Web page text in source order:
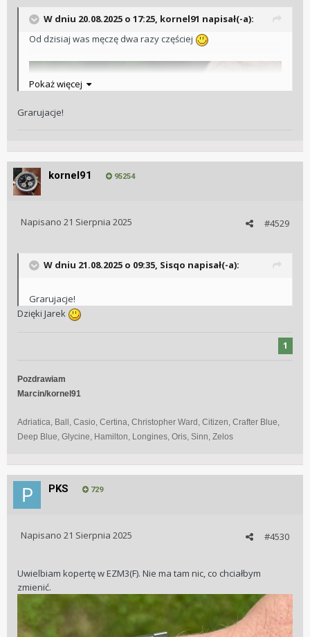
W dniu 20.08.2025 o 17:25, kornel91 napisał(-a):
Od dzisiaj was męczę dwa razy częściej
Pokaż więcej
Grarujacje!
kornel91 95254
#4529
Napisano 21 Sierpnia 2025
W dniu 21.08.2025 o 09:35, Sisqo napisał(-a):
Grarujacje!
Dzięki Jarek
1
Pozdrawiam
Marcin/kornel91
Adriatica, Ball, Casio, Certina, Christopher Ward, Citizen, Crafter Blue,
Deep Blue, Glycine, Hamilton, Longines, Oris, Sinn, Zelos
PKS 729
#4530
Napisano 21 Sierpnia 2025
Uwielbiam kopertę w EZM3(F). Nie ma tam nic, co chciałbym
zmienić.